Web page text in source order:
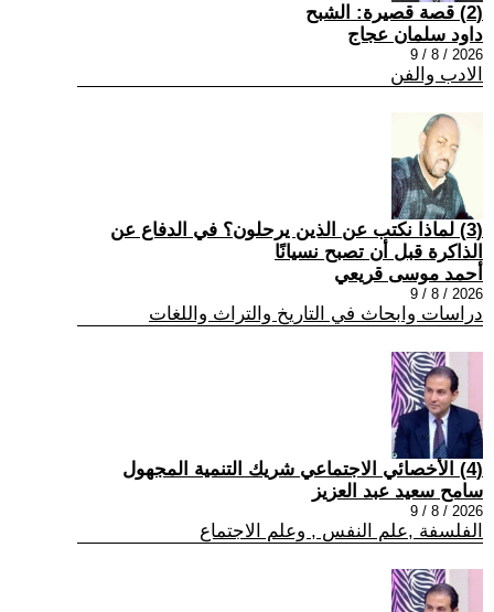
(2) قصة قصيرة: الشبح
داود سلمان عجاج
2026 / 8 / 9
الادب والفن
(3) لماذا نكتب عن الذين يرحلون؟ في الدفاع عن
الذاكرة قبل أن تصبح نسيانًا
أحمد موسى قريعي
2026 / 8 / 9
دراسات وابحاث في التاريخ والتراث واللغات
(4) الأخصائي الاجتماعي شريك التنمية المجهول
سامح سعيد عبد العزيز
2026 / 8 / 9
الفلسفة ,علم النفس , وعلم الاجتماع